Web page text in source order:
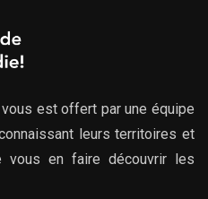
est offert par une équipe
leurs territoires et
en faire découvrir les